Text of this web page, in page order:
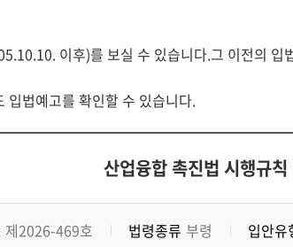
이후)를 보실 수 있습니다.그 이전의
입법예고를 확인할 수 있습니다.
산업융합 촉진법 시행규
제2026-469호 법령종류 부령 입안유